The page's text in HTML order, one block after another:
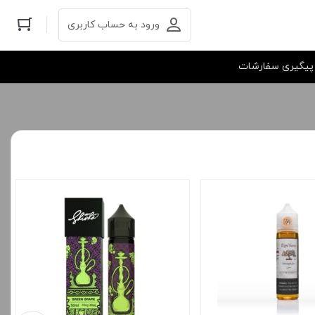
ورود به حساب کاربری
پیگیری سفارشات